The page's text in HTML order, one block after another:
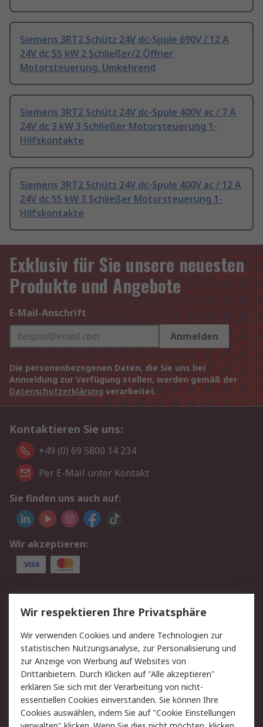
Siemens 3RT2 Schütz 24V dc-Spule 690V / 12 A
24V dc 55 kW 2 Schließer/2 Öffner
Motorsteuerung, Umkehrend
Siemens 3RT2 Schütz 24V dc-Spule 400V ac / 7 A
24V dc 3 kW 3 Schließer Motorsteuerung 1-
Hilfskontakte
Siemens 3RT2 Schütz 24V dc-Spule 400V ac / 12 A
24V dc 55 kW 3 Schließer Motorsteuerung 1-
Hilfskontakte
Exklusiv für Sie unsere neuesten
Produkte und Angebote
E-Mail-Anschrift
Anmelden
Die personenbezogenen Daten, die Sie uns bei
Anmeldung zur Verfügung stellen, werden gemäß der
Datenschutzerklärung verarbeitet.
Kontaktieren Sie uns:
+49 (0) 69 5800 14 234
Per E-Mail unter Kontakt
Sie finden uns auch auf:
Wir akzeptieren:
Service
Value Added Services
Lieferlösungen
Rücksendungen
Kontakt
Hilfe
Privatkunden
Rechtliches
AGB
Datenschutz
Cookie-Richtlinie
Zahlungsbedingungen
Wir respektieren Ihre Privatsphäre
Wir verwenden Cookies und andere Technologien zur
statistischen Nutzungsanalyse, zur Personalisierung und
zur Anzeige von Werbung auf Websites von
Drittanbietern. Durch Klicken auf "Alle akzeptieren"
erklären Sie sich mit der Verarbeitung von nicht-
essentiellen Cookies einverstanden. Sie können Ihre
Cookies auswählen, indem Sie auf "Cookie Einstellungen